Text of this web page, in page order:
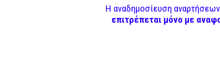
Η αναδημοσίευση
επιτρέπεται μόνο με